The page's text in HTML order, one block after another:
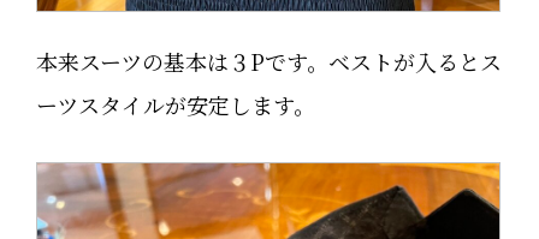
本来スーツの基本は３Pです。ベストが入るとス
ーツスタイルが安定します。